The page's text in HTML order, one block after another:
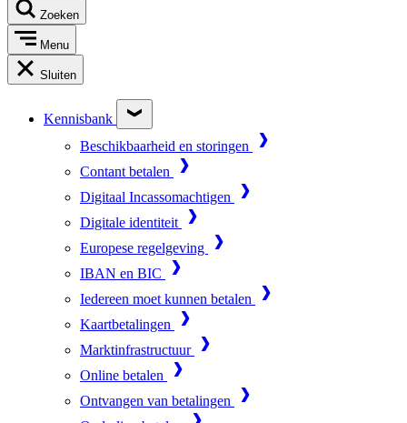
Zoeken
Menu
Sluiten
Kennisbank
Beschikbaarheid en storingen
Contant betalen
Digitaal Incassomachtigen
Digitale identiteit
Europese regelgeving
IBAN en BIC
Iedereen moet kunnen betalen
Kaartbetalingen
Marktinfrastructuur
Online betalen
Ontvangen van betalingen